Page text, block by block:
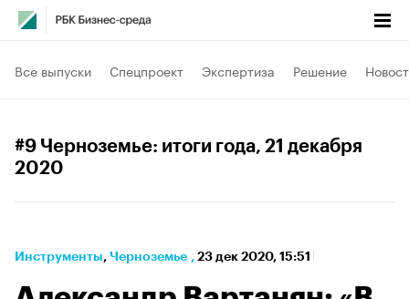
Все выпуски Спецпроект Экспертиза Решение
#9 Черноземье: итоги года, 21 декабря
2020
Инструменты⁠, Черноземье , 23 дек 2020, 15:51